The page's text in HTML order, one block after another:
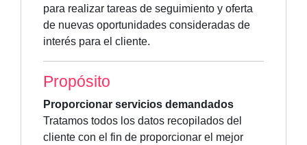
para realizar tareas de seguimiento y oferta
de nuevas oportunidades consideradas de
interés para el cliente.
Propósito
Proporcionar servicios demandados
Tratamos todos los datos recopilados del
cliente con el fin de proporcionar el mejor